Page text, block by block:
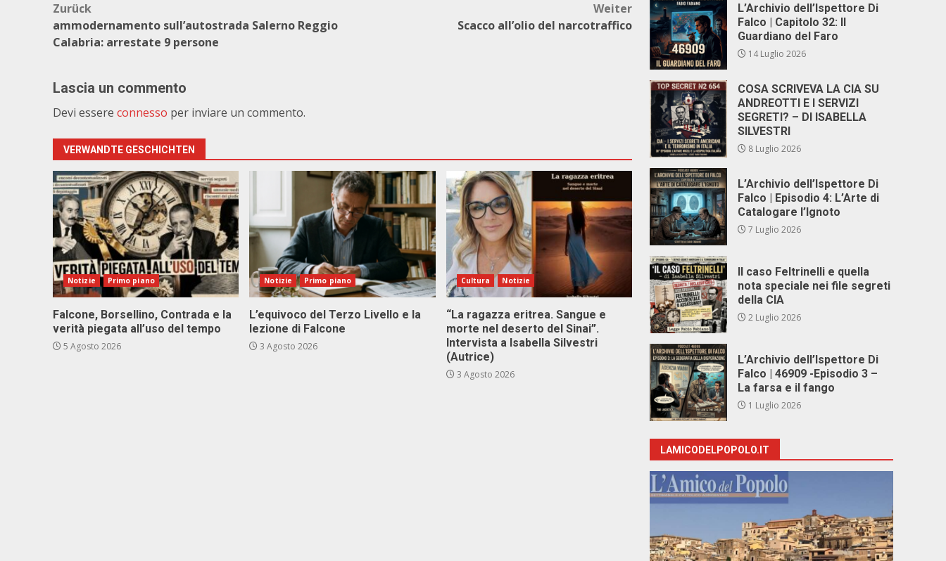
Beitragsnavigation
Zurück
ammodernamento sull’autostrada Salerno Reggio
Calabria: arrestate 9 persone
Weiter
Scacco all’olio del narcotraffico
Lascia un commento
Devi essere connesso per inviare un commento.
VERWANDTE GESCHICHTEN
Notizie Primo piano
Falcone, Borsellino, Contrada e la
verità piegata all’uso del tempo
5 Agosto 2026
Notizie Primo piano
L’equivoco del Terzo Livello e la
lezione di Falcone
3 Agosto 2026
Cultura Notizie
“La ragazza eritrea. Sangue e
morte nel deserto del Sinai”.
Intervista a Isabella Silvestri
(Autrice)
3 Agosto 2026
L’Archivio dell’Ispettore Di
Falco | Capitolo 32: Il
Guardiano del Faro
14 Luglio 2026
COSA SCRIVEVA LA CIA SU
ANDREOTTI E I SERVIZI
SEGRETI? – DI ISABELLA
SILVESTRI
8 Luglio 2026
L’Archivio dell’Ispettore Di
Falco | Episodio 4: L’Arte di
Catalogare l’Ignoto
7 Luglio 2026
Il caso Feltrinelli e quella
nota speciale nei file segreti
della CIA
2 Luglio 2026
L’Archivio dell’Ispettore Di
Falco | 46909 -Episodio 3 –
La farsa e il fango
1 Luglio 2026
LAMICODELPOPOLO.IT